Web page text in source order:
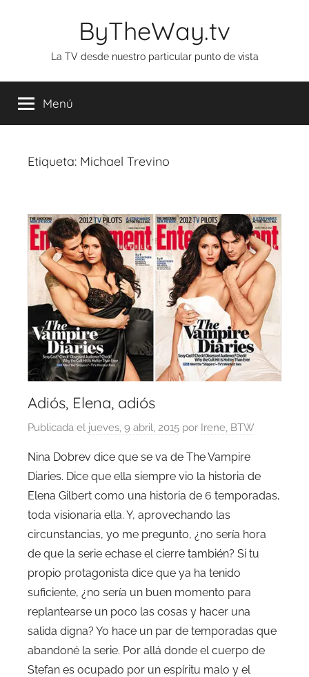
ByTheWay.tv
La TV desde nuestro particular punto de vista
Menú
Etiqueta: Michael Trevino
Adiós, Elena, adiós
Publicada el jueves, 9 abril, 2015 por Irene, BTW
Nina Dobrev dice que se va de The Vampire
Diaries. Dice que ella siempre vio la historia de
Elena Gilbert como una historia de 6 temporadas,
toda visionaria ella. Y, aprovechando las
circunstancias, yo me pregunto, ¿no sería hora
de que la serie echase el cierre también? Si tu
propio protagonista dice que ya ha tenido
suficiente, ¿no sería un buen momento para
replantearse un poco las cosas y hacer una
salida digna? Yo hace un par de temporadas que
abandoné la serie. Por allá donde el cuerpo de
Stefan es ocupado por un espíritu malo y el